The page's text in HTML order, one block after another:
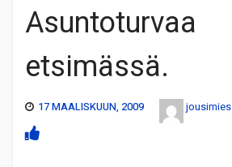
Asuntoturvaa
etsimässä.
17 MAALISKUUN, 2009 jousimies